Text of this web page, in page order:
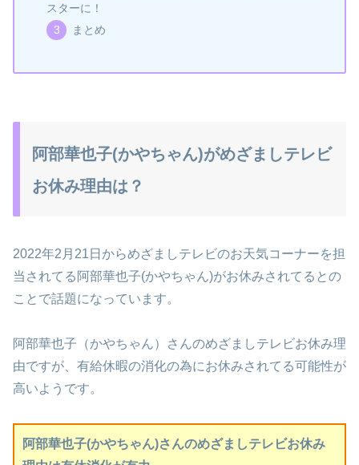
スターに！
まとめ
阿部華也子(かやちゃん)がめざましテレビ
お休み理由は？
2022年2月21日からめざましテレビのお天気コーナーを担
当されてる阿部華也子(かやちゃん)がお休みされてるとの
ことで話題になっています。
阿部華也子（かやちゃん）さんのめざましテレビお休み理
由ですが、有給休暇の消化の為にお休みされてる可能性が
高いようです。
阿部華也子(かやちゃん)さんのめざましテレビお休み